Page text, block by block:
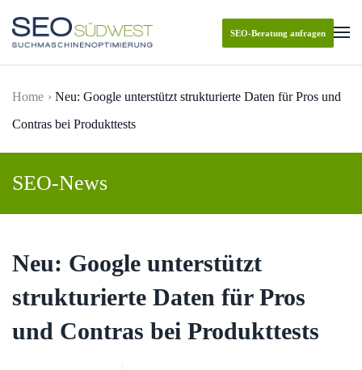
Skip to main content
SEO-Beratung anfragen
Home
Neu: Google unterstützt strukturierte Daten für Pros und
Contras bei Produkttests
SEO-News
Neu: Google unterstützt
strukturierte Daten für Pros
und Contras bei Produkttests